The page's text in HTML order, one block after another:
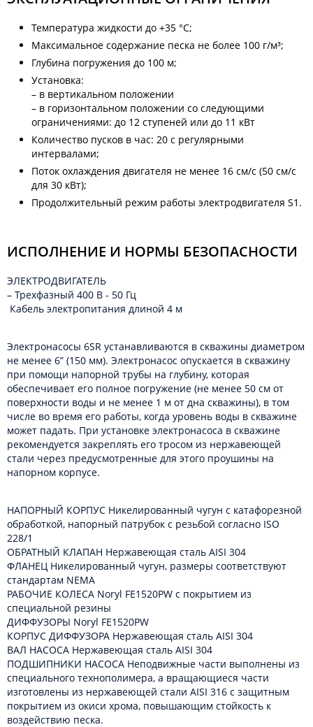
Температура жидкости до +35 °C;
Максимальное содержание песка не более 100 г/м³;
Глубина погружения до 100 м;
Установка:
– в вертикальном положении
– в горизонтальном положении со следующими
ограничениями: до 12 ступеней или до 11 кВт
Количество пусков в час: 20 с регулярными
интервалами;
Поток охлаждения двигателя не менее 16 см/с (50 см/с
для 30 кВт);
Продолжительный режим работы электродвигателя S1.
ИСПОЛНЕНИЕ И НОРМЫ БЕЗОПАСНОСТИ
ЭЛЕКТРОДВИГАТЕЛЬ
– Трехфазный 400 B - 50 Гц
Кабель электропитания длиной 4 м
Электронасосы 6SR устанавливаются в скважины диаметром
не менее 6” (150 мм). Электронасос опускается в скважину
при помощи напорной трубы на глубину, которая
обеспечивает его полное погружение (не менее 50 см от
поверхности воды и не менее 1 м от дна скважины), в том
числе во время его работы, когда уровень воды в скважине
может падать. При установке электронасоса в скважине
рекомендуется закреплять его тросом из нержавеющей
стали через предусмотренные для этого проушины на
напорном корпусе.
НАПОРНЫЙ КОРПУС Никелированный чугун с катафорезной
обработкой, напорный патрубок с резьбой согласно ISO
228/1
ОБРАТНЫЙ КЛАПАН Нержавеющая сталь AISI 304
ФЛАНЕЦ Никелированный чугун, размеры соответствуют
стандартам NEMA
РАБОЧИЕ КОЛЕСА Noryl FE1520PW с покрытием из
специальной резины
ДИФФУЗОРЫ Noryl FE1520PW
КОРПУС ДИФФУЗОРА Нержавеющая сталь AISI 304
ВАЛ НАСОСА Нержавеющая сталь AISI 304
ПОДШИПНИКИ НАСОСА Неподвижные части выполнены из
специального технополимера, а вращающиеся части
изготовлены из нержавеющей стали AISI 316 с защитным
покрытием из окиси хрома, повышающим стойкость к
воздействию песка.